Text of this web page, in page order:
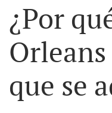
¿Por
que se